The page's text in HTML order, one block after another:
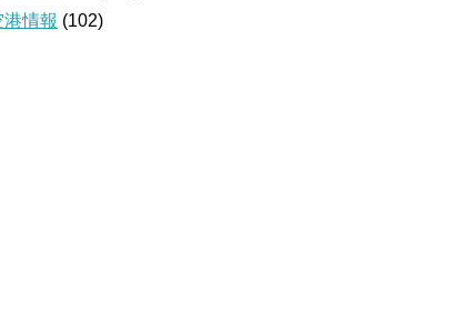
港情報 (102)